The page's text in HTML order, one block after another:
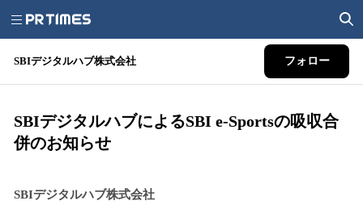
SBIデジタルハブ株式会社 フォロー
SBIデジタルハブによるSBI e-Sportsの吸収合
併のお知らせ
SBIデジタルハブ株式会社